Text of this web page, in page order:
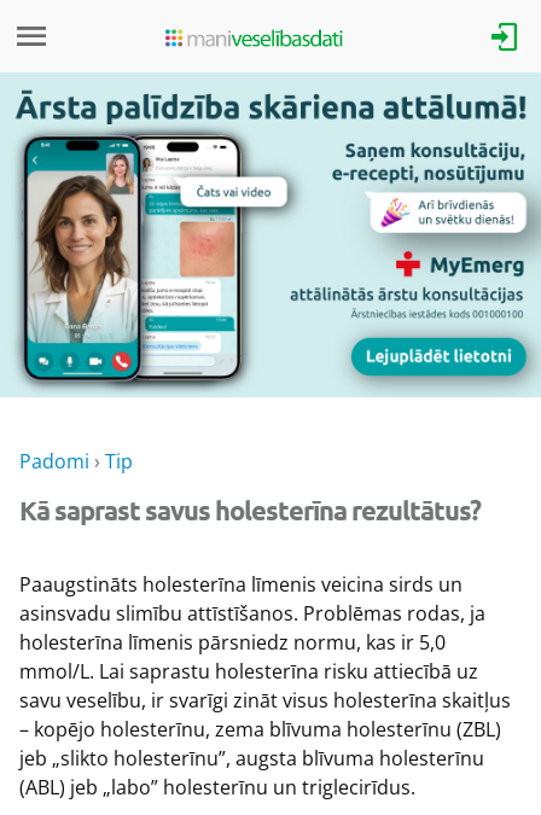
Padomi › Tip
Kā saprast savus holesterīna rezultātus?
Paaugstināts holesterīna līmenis veicina sirds un
asinsvadu slimību attīstīšanos. Problēmas rodas, ja
holesterīna līmenis pārsniedz normu, kas ir 5,0
mmol/L. Lai saprastu holesterīna risku attiecībā uz
savu veselību, ir svarīgi zināt visus holesterīna skaitļus
– kopējo holesterīnu, zema blīvuma holesterīnu (ZBL)
jeb „slikto holesterīnu”, augsta blīvuma holesterīnu
(ABL) jeb „labo” holesterīnu un triglecirīdus.